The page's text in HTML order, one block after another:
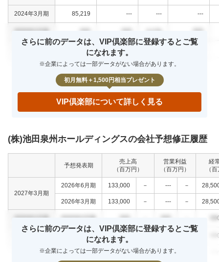
2024年3月期 85,219 --- --- ---
0000年0月期 000 000 0.0% 000
000 000
0000年0月期 000 000 0.0 %
さらに前のデータは、VIP倶楽部に登録するとご覧
になれます。
※企業によっては一部データがない場合があります。
初月無料＋1,500円相当プレゼント
VIP倶楽部について詳しく見る
(株)池田泉州ホールディングスの会社予想修正履歴
予想発表期
売上高
（百万円）
営業利益
（百万円）
経
（
2027年3月期
2026年6月期 133,000 － --- －
2026年3月期 133,000 － --- －
0000年0月期 0000年0月期 000 000
0000年0月期 000
0000年0月期 0000年0月期 000 － 000
さらに前のデータは、VIP倶楽部に登録するとご覧
になれます。
※企業によっては一部データがない場合があります。